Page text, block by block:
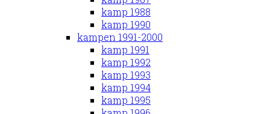
kamp 1988
kamp 1990
kampen 1991-2000
kamp 1991
kamp 1992
kamp 1993
kamp 1994
kamp 1995